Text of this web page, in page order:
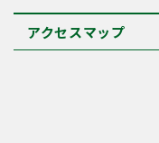
アクセスマップ